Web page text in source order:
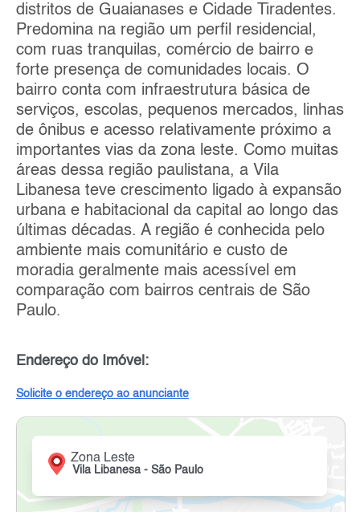
distritos de Guaianases e Cidade Tiradentes.
Predomina na região um perfil residencial,
com ruas tranquilas, comércio de bairro e
forte presença de comunidades locais. O
bairro conta com infraestrutura básica de
serviços, escolas, pequenos mercados, linhas
de ônibus e acesso relativamente próximo a
importantes vias da zona leste. Como muitas
áreas dessa região paulistana, a Vila
Libanesa teve crescimento ligado à expansão
urbana e habitacional da capital ao longo das
últimas décadas. A região é conhecida pelo
ambiente mais comunitário e custo de
moradia geralmente mais acessível em
comparação com bairros centrais de São
Paulo.
Endereço do Imóvel:
Solicite o endereço ao anunciante
Zona Leste
Vila Libanesa - São Paulo